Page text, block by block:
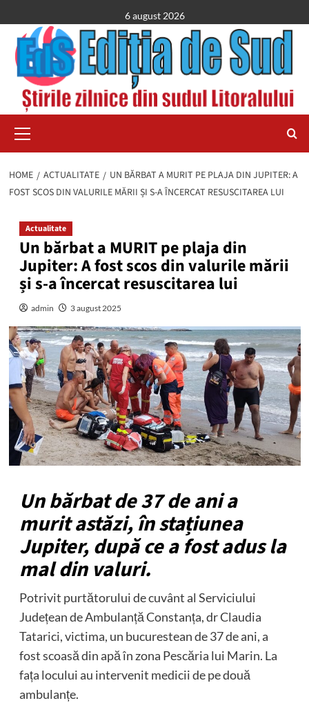
to
content
6 august 2026
Menu
HOME ACTUALITATE
UN BĂRBAT A MURIT PE PLAJA DIN JUPITER: A
FOST SCOS DIN VALURILE MĂRII ȘI S-A ÎNCERCAT RESUSCITAREA LUI
Actualitate
Un bărbat a MURIT pe plaja din
Jupiter: A fost scos din valurile mării
și s-a încercat resuscitarea lui
admin 3 august 2025
Un bărbat de 37 de ani a
murit astăzi, în stațiunea
Jupiter, după ce a fost adus la
mal din valuri.
Potrivit purtătorului de cuvânt al Serviciului
Județean de Ambulanță Constanța, dr Claudia
Tatarici, victima, un bucurestean de 37 de ani, a
fost scoasă din apă în zona Pescăria lui Marin. La
fața locului au intervenit medicii de pe două
ambulanțe.